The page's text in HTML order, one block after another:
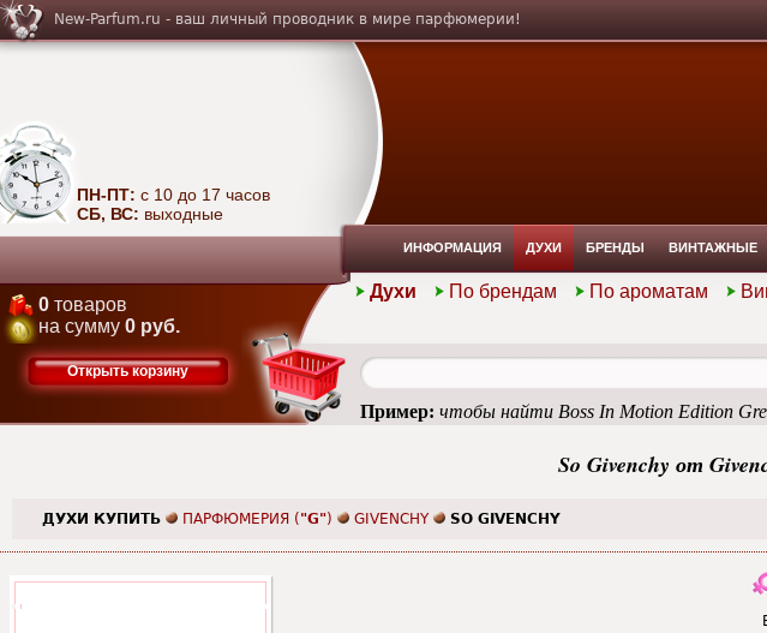
So Givenchy от
ДУХИ КУПИТЬ ПАРФЮМЕРИЯ ( "G") GIVENCHY SO GIVENCHY
New-Parfum.ru - ваш личный проводник в мире парфюмерии!
ПН-ПТ: с 10 до 17 часов
СБ, ВС: выходные
ИНФОРМАЦИЯ ДУХИ БРЕНДЫ ВИНТАЖНЫЕ
Духи По брендам По ароматам
0 товаров
на сумму 0 руб.
Открыть корзину
Пример: чтобы найти Boss In Motion Edition